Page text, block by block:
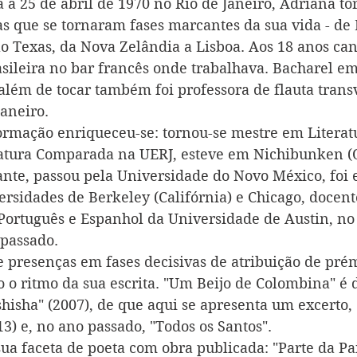
a 25 de abril de 1970 no Rio de Janeiro, Adriana
que se tornaram fases marcantes da sua vida -
Texas, da Nova Zelândia a Lisboa. Aos 18 anos
no bar francês onde trabalhava. Bacharel
de tocar também foi professora de flauta
enriqueceu-se: tornou-se mestre em
Comparada na UERJ, esteve em Nichibunken
passou pela Universidade do Novo México, foi
de Berkeley (Califórnia) e Chicago,
e Espanhol da Universidade de Austin,
presenças em fases decisivas de atribuição de
o ritmo da sua escrita. "Um Beijo de Colombina" é
(2007), de que aqui se apresenta um
e, no ano passado, "Todos os Santos".
faceta de poeta com obra publicada: "Parte da